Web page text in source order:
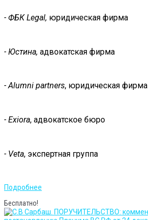
- ФБКLegal, юридическая фирма
- Юстина, адвокатская фирма
-Alumni partners, юридическая фирма
- Exiora, адвокатское бюро
- Veta, экспертная группа
Подробнее
Бесплатно!